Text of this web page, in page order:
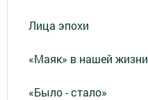
Лица эпохи
«Маяк» в нашей жизни
«Было - стало»